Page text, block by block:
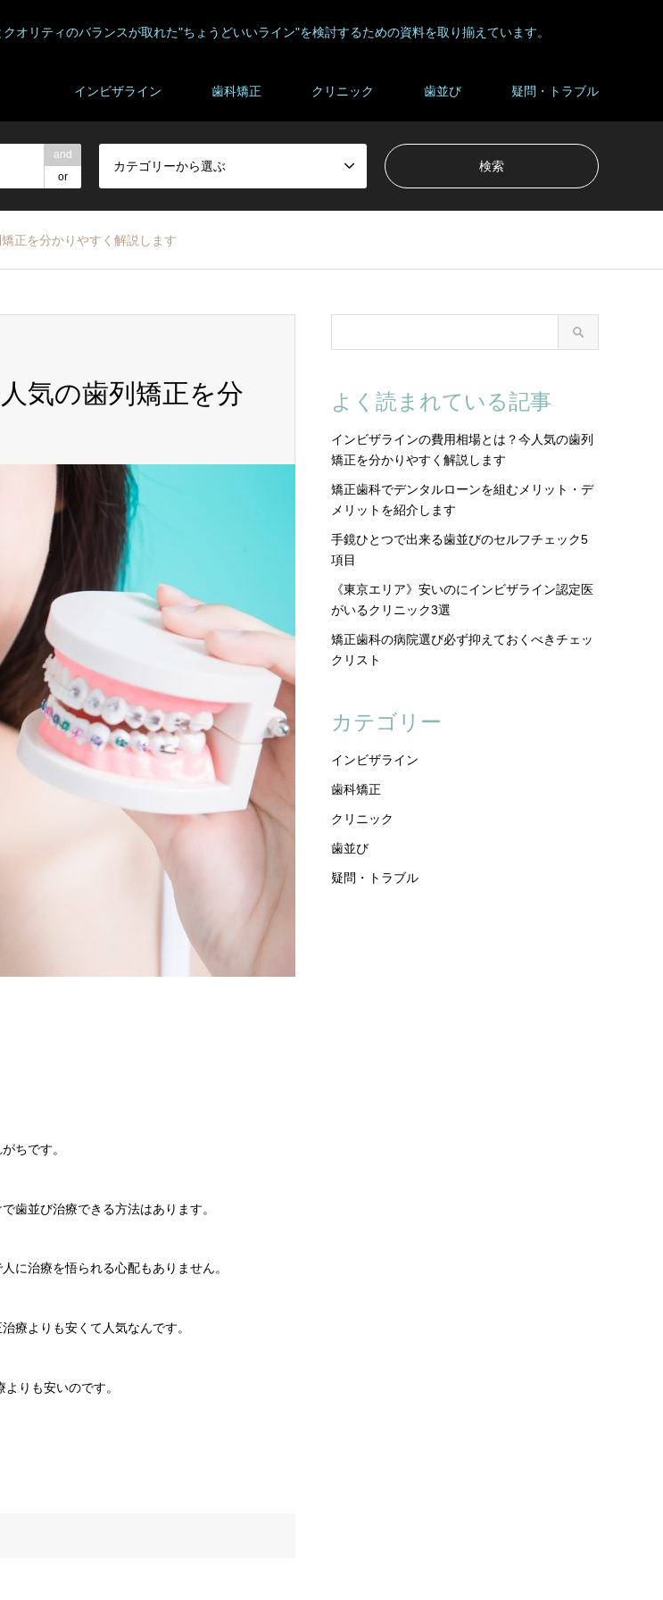
オリティのバランスが取れた"ちょうどいいライン"を検討するための資料を取り揃えています。
インビザライン 歯科矯正 クリニック 歯並び 疑問・トラブル
and
or
カテゴリーから選ぶ
正を分かりやすく解説します
気の歯列矯正を分
ちです。
歯並び治療できる方法はあります。
に治療を悟られる心配もありません。
療よりも安くて人気なんです。
りも安いのです。
よく読まれている記事
インビザラインの費用相場とは？今人気の歯列
矯正を分かりやすく解説します
矯正歯科でデンタルローンを組むメリット・デ
メリットを紹介します
手鏡ひとつで出来る歯並びのセルフチェック5
項目
《東京エリア》安いのにインビザライン認定医
がいるクリニック3選
矯正歯科の病院選び必ず抑えておくべきチェッ
クリスト
カテゴリー
インビザライン
歯科矯正
クリニック
歯並び
疑問・トラブル